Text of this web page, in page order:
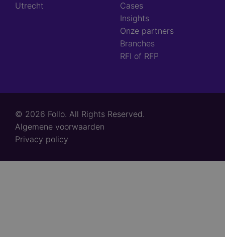
Utrecht
Cases
Insights
Onze partners
Branches
RFI of RFP
© 2026 Follo. All Rights Reserved.
Footer
links
Algemene voorwaarden
Privacy policy